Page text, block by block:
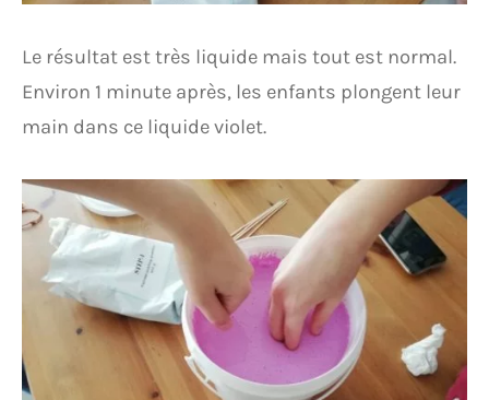
Le résultat est très liquide mais tout est normal.
Environ 1 minute après, les enfants plongent leur
main dans ce liquide violet.